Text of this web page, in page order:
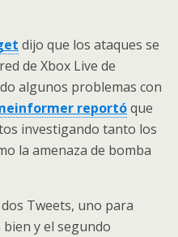
dijo que los ataques se
de Xbox Live de
algunos problemas con
reportóque
investigando tanto los
la amenaza de bomba
Tweets, uno para
y el segundo